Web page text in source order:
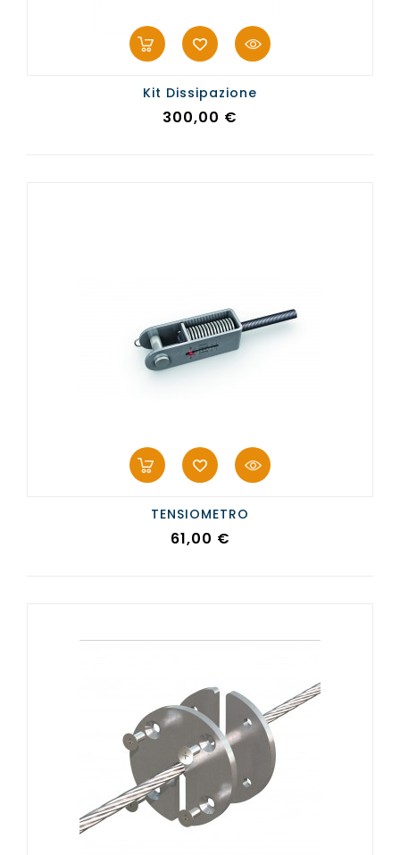
Kit Dissipazione
Prezzo
300,00 €
TENSIOMETRO
Prezzo
61,00 €